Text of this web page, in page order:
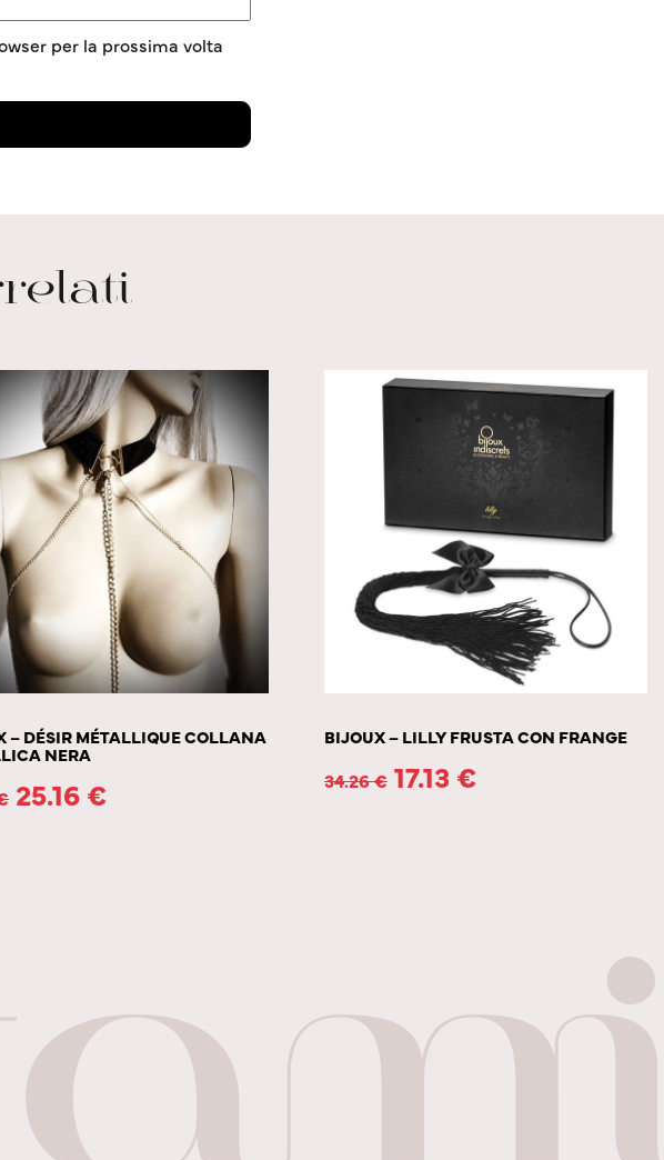
per la prossima volta
– DÉSIR MÉTALLIQUE COLLANA
NERA
25.16 €
BIJOUX – LILLY FRUSTA CON FRANGE
34.26€ 17.13 €